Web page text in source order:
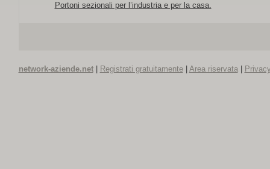
Portoni sezionali per l’industria e per la casa.
network-aziende.net| Registrati gratuitamente| Area riservata|